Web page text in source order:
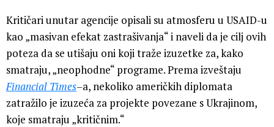
Kritičari unutar agencije opisali su atmosferu u USAID-u
kao „masivan efekat zastrašivanja“ i naveli da je cilj ovih
poteza da se utišaju oni koji traže izuzetke za, kako
smatraju, „neophodne“ programe. Prema izveštaju
Financial Times–a, nekoliko američkih diplomata
zatražilo je izuzeća za projekte povezane s Ukrajinom,
koje smatraju „kritičnim.“